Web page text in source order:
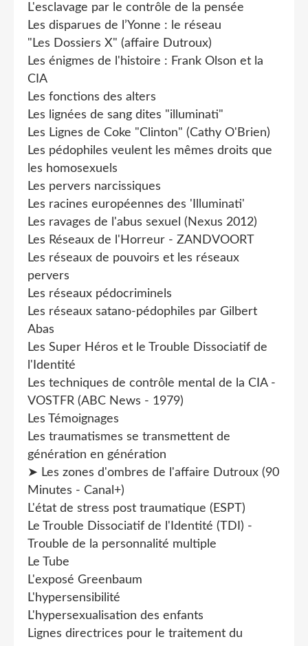
L'esclavage par le contrôle de la pensée
Les disparues de l’Yonne : le réseau
"Les Dossiers X" (affaire Dutroux)
Les énigmes de l'histoire : Frank Olson et la
CIA
Les fonctions des alters
Les lignées de sang dites "illuminati"
Les Lignes de Coke "Clinton" (Cathy O'Brien)
Les pédophiles veulent les mêmes droits que
les homosexuels
Les pervers narcissiques
Les racines européennes des 'Illuminati'
Les ravages de l'abus sexuel (Nexus 2012)
Les Réseaux de l'Horreur - ZANDVOORT
Les réseaux de pouvoirs et les réseaux
pervers
Les réseaux pédocriminels
Les réseaux satano-pédophiles par Gilbert
Abas
Les Super Héros et le Trouble Dissociatif de
l'Identité
Les techniques de contrôle mental de la CIA -
VOSTFR (ABC News - 1979)
Les Témoignages
Les traumatismes se transmettent de
génération en génération
➤ Les zones d'ombres de l'affaire Dutroux (90
Minutes - Canal+)
L'état de stress post traumatique (ESPT)
Le Trouble Dissociatif de l'Identité (TDI) -
Trouble de la personnalité multiple
Le Tube
L'exposé Greenbaum
L'hypersensibilité
L'hypersexualisation des enfants
Lignes directrices pour le traitement du